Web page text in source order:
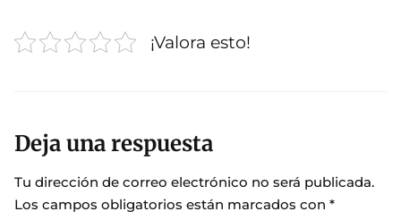
¡Valora esto!
Deja una respuesta
Tu dirección de correo electrónico no será publicada.
Los campos obligatorios están marcados con *